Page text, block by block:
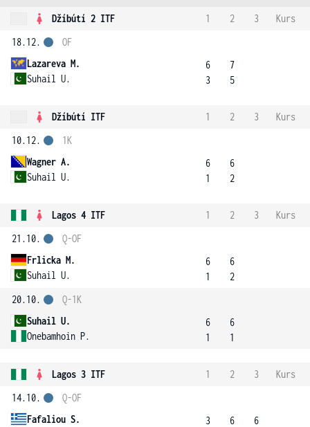
Džíbútí 2 ITF 1 2 3
Kurs
18.12.
Lazareva M.
Suhail U.
OF
6
3
7
5
Džíbútí ITF 1 2 3
Kurs
10.12.
Wagner A.
Suhail U.
1K
6
1
6
2
Lagos 4 ITF 1 2 3
Kurs
21.10.
Frlicka M.
Suhail U.
Q-OF
6
1
6
2
20.10.
Suhail U.
Onebamhoin P.
Q-1K
6
1
6
1
Lagos 3 ITF 1 2 3
Kurs
14.10.
Fafaliou S.
Q-OF
3
6
6